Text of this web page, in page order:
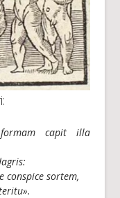
capit illa
conspice sortem,